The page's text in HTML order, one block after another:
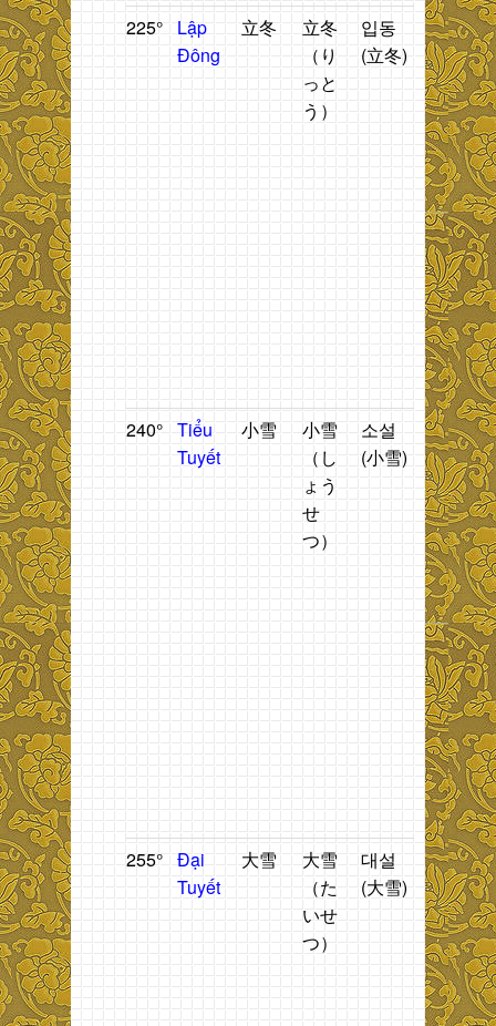
225°
Lập
Đông
立冬
立冬
（り
っと
う）
입동
(立冬)
Thời
gian
bắt
đầu
mùa
đông.
240° Tiểu
Tuyết
小雪
小雪
（し
ょう
せ
つ）
소설
(小雪)
Tuyết
xuất
hiện ở
một số
nơi.
255° Đại
Tuyết
大雪
大雪
（た
いせ
つ）
대설
(大雪)
Tuyết
bắt
đầu
dày.